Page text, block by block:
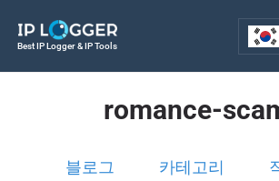
Best IP Logger & IP Tools
romance-
블로그 카테고리